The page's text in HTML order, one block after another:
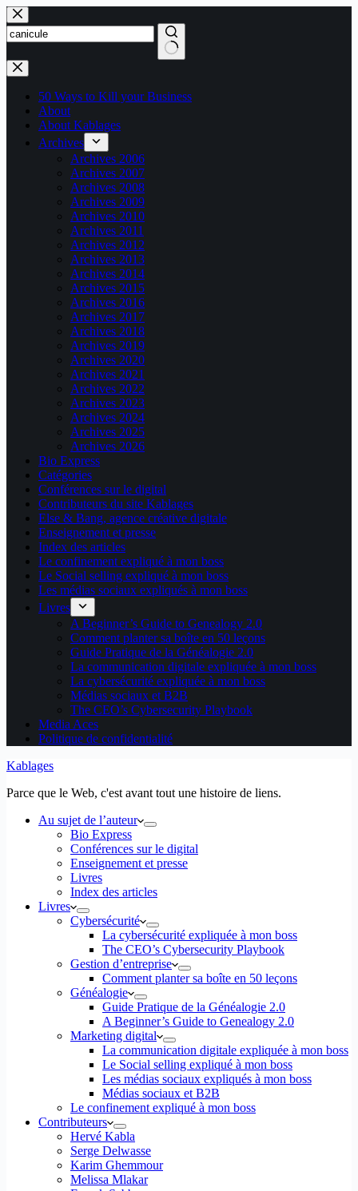
Passer
au
contenu
Aucun
résultat
50 Ways to Kill your Business
About
About Kablages
Archives
Archives 2006
Archives 2007
Archives 2008
Archives 2009
Archives 2010
Archives 2011
Archives 2012
Archives 2013
Archives 2014
Archives 2015
Archives 2016
Archives 2017
Archives 2018
Archives 2019
Archives 2020
Archives 2021
Archives 2022
Archives 2023
Archives 2024
Archives 2025
Archives 2026
Bio Express
Catégories
Conférences sur le digital
Contributeurs du site Kablages
Else & Bang, agence créative digitale
Enseignement et presse
Index des articles
Le confinement expliqué à mon boss
Le Social selling expliqué à mon boss
Les médias sociaux expliqués à mon boss
Livres
A Beginner’s Guide to Genealogy 2.0
Comment planter sa boîte en 50 leçons
Guide Pratique de la Généalogie 2.0
La communication digitale expliquée à mon boss
La cybersécurité expliquée à mon boss
Médias sociaux et B2B
The CEO’s Cybersecurity Playbook
Media Aces
Politique de confidentialité
Kablages
Parce que le Web, c'est avant tout une histoire de liens.
Au sujet de l’auteur
Bio Express
Conférences sur le digital
Enseignement et presse
Livres
Index des articles
Livres
Cybersécurité
La cybersécurité expliquée à mon boss
The CEO’s Cybersecurity Playbook
Gestion d’entreprise
Comment planter sa boîte en 50 leçons
Généalogie
Guide Pratique de la Généalogie 2.0
A Beginner’s Guide to Genealogy 2.0
Marketing digital
La communication digitale expliquée à mon boss
Le Social selling expliqué à mon boss
Les médias sociaux expliqués à mon boss
Médias sociaux et B2B
Le confinement expliqué à mon boss
Contributeurs
Hervé Kabla
Serge Delwasse
Karim Ghemmour
Melissa Mlakar